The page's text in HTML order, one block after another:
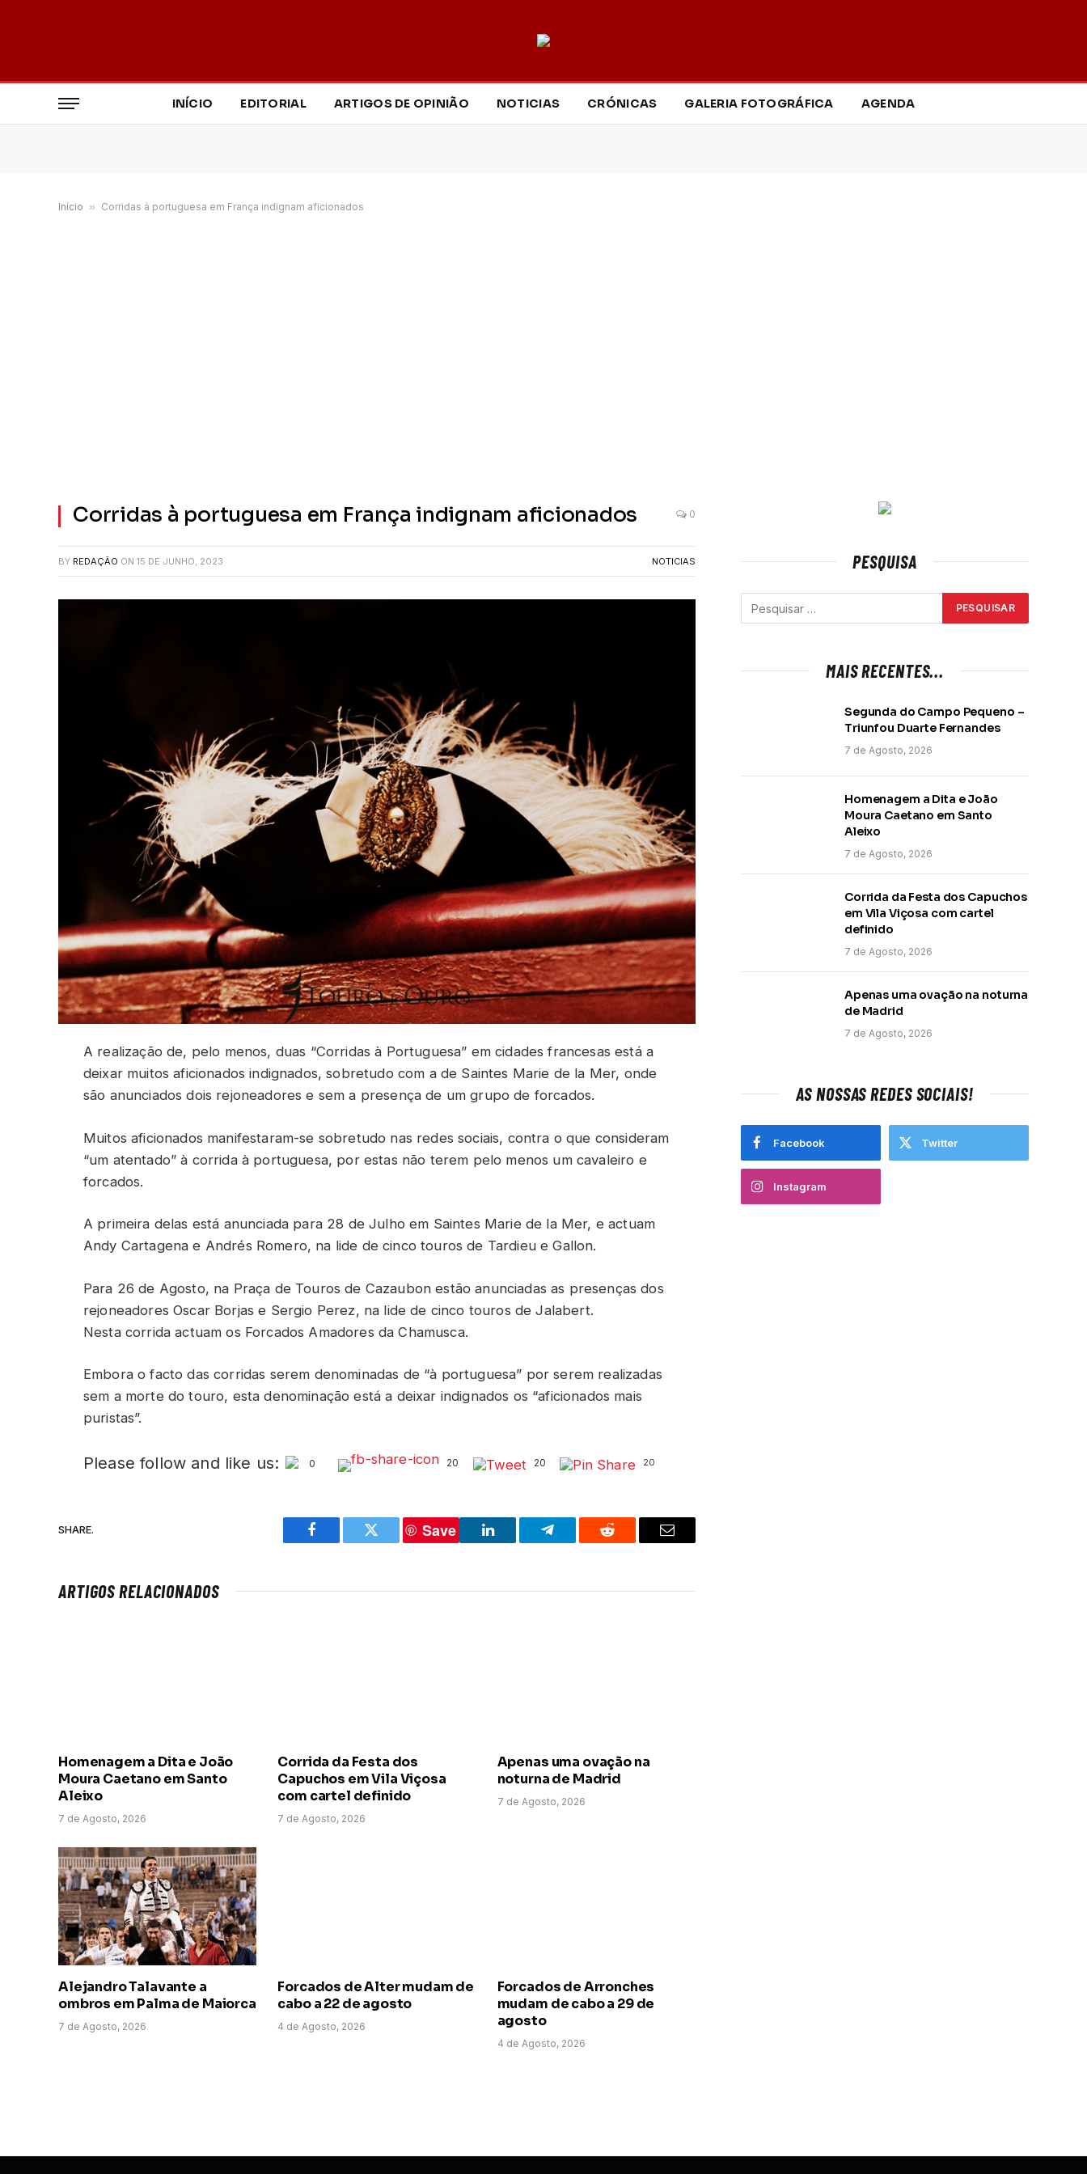
INÍCIO EDITORIAL ARTIGOS DE OPINIÃO NOTICIAS CRÓNICAS GALERIA FOTOGRÁFICA AGENDA
Início » Corridas à portuguesa em França indignam aficionados
Corridas à portuguesa em França indignam aficionados 0
BY REDAÇÃO ON 15 DE JUNHO, 2023 NOTICIAS
A realização de, pelo menos, duas “Corridas à Portuguesa” em cidades francesas está a
deixar muitos aficionados indignados, sobretudo com a de Saintes Marie de la Mer, onde
são anunciados dois rejoneadores e sem a presença de um grupo de forcados.
Muitos aficionados manifestaram-se sobretudo nas redes sociais, contra o que consideram
“um atentado” à corrida à portuguesa, por estas não terem pelo menos um cavaleiro e
forcados.
A primeira delas está anunciada para 28 de Julho em Saintes Marie de la Mer, e actuam
Andy Cartagena e Andrés Romero, na lide de cinco touros de Tardieu e Gallon.
Para 26 de Agosto, na Praça de Touros de Cazaubon estão anunciadas as presenças dos
rejoneadores Oscar Borjas e Sergio Perez, na lide de cinco touros de Jalabert.
Nesta corrida actuam os Forcados Amadores da Chamusca.
Embora o facto das corridas serem denominadas de “à portuguesa” por serem realizadas
sem a morte do touro, esta denominação está a deixar indignados os “aficionados mais
puristas”.
Please follow and like us: 0 20 20 20
SHARE.
Facebook Twitter
Save
LinkedIn Telegram Reddit Email
ARTIGOS RELACIONADOS
Homenagem a Dita e João
Moura Caetano em Santo
Aleixo
7 de Agosto, 2026
Corrida da Festa dos
Capuchos em Vila Viçosa
com cartel definido
7 de Agosto, 2026
Apenas uma ovação na
noturna de Madrid
7 de Agosto, 2026
Alejandro Talavante a
ombros em Palma de Maiorca
7 de Agosto, 2026
Forcados de Alter mudam de
cabo a 22 de agosto
4 de Agosto, 2026
Forcados de Arronches
mudam de cabo a 29 de
agosto
4 de Agosto, 2026
PESQUISA
MAIS RECENTES...
Segunda do Campo Pequeno –
Triunfou Duarte Fernandes
7 de Agosto, 2026
Homenagem a Dita e João
Moura Caetano em Santo
Aleixo
7 de Agosto, 2026
Corrida da Festa dos Capuchos
em Vila Viçosa com cartel
definido
7 de Agosto, 2026
Apenas uma ovação na noturna
de Madrid
7 de Agosto, 2026
AS NOSSAS REDES SOCIAIS!
Facebook Twitter
Instagram